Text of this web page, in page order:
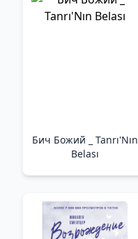
Бич Божий _ Tanrı'Nın
Belası